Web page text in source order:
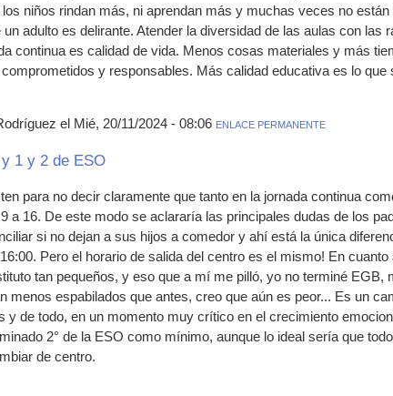
niños rindan más, ni aprendan más y muchas veces no
adulto es delirante. Atender la diversidad de las aulas con las
continua es calidad de vida. Menos cosas materiales y más
y responsables. Más calidad educativa es lo que
el Mié, 20/11/2024 - 08:06 ENLACE PERMANENTE
1 y 2 de ESO
para no decir claramente que tanto en la jornada continua
a 16. De este modo se aclararía las principales dudas de los
si no dejan a sus hijos a comedor y ahí está la única
Pero el horario de salida del centro es el mismo! En
tan pequeños, y eso que a mí me pilló, yo no terminé EGB,
menos espabilados que antes, creo que aún es peor... Es un
y de todo, en un momento muy crítico en el crecimiento
2° de la ESO como mínimo, aunque lo ideal sería que
de centro.